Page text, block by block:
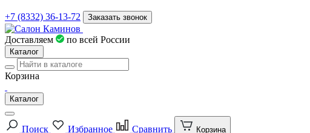
+7 (8332) 36-13-72 Заказать звонок
Доставляем по всей России
Каталог
Корзина
Каталог
Поиск Избранное Сравнить Корзина